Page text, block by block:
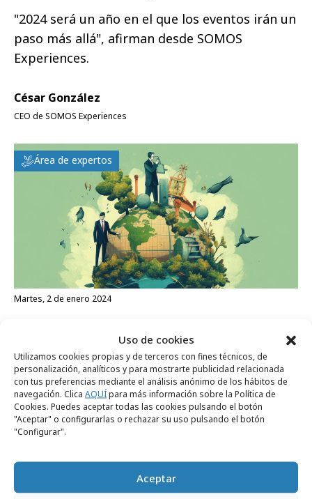
Uso de cookies
Utilizamos cookies propias y de terceros con fines técnicos, de
personalización, analíticos y para mostrarte publicidad relacionada
con tus preferencias mediante el análisis anónimo de los hábitos de
navegación. Clica AQUÍpara más información sobre la Política de
Cookies. Puedes aceptar todas las cookies pulsando el botón
"Aceptar" o configurarlas o rechazar su uso pulsando el botón
"Configurar".
Aceptar
"2024 será un año en el que los eventos irán un
paso más allá", afirman desde SOMOS
Experiences.
César González
CEO de SOMOS Experiences
Área de expertos
martes, 2 de enero 2024
RECIBE NUESTRA
Suscríbete gratis a nuestra newsletter para